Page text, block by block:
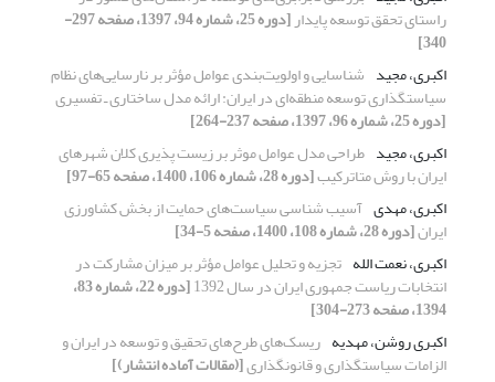
راستای تحقق توسعه پایدار [دوره 25، شماره 94، 1397، صفحه 297-
340]
اکبری، مجید شناسایی و اولویت‌بندی عوامل مؤثر بر نارسایی‌های نظام
سیاستگذاری توسعه منطقه‌ای در ایران: ارائه مدل ساختاری ـ تفسیری
[دوره 25، شماره 96، 1397، صفحه 237-264]
اکبری، مجید طراحی مدل عوامل موثر بر زیست پذیری کلان شهرهای
ایران با روش متاترکیب[دوره 28، شماره 106، 1400، صفحه 65-97]
اکبری، مهدی آسیب شناسی سیاست‌‌های حمایت از بخش کشاورزی
ایران[دوره 28، شماره 108، 1400، صفحه 5-34]
اکبری، نعمت الله تجزیه و تحلیل عوامل مؤثر بر میزان مشارکت در
انتخابات ریاست جمهوری ایران در سال 1392 [دوره 22، شماره 83،
1394، صفحه 273-304]
اکبری روشن، مهدیه ریسک‌های طرح‌های تحقیق و توسعه در ایران و
الزامات سیاستگذاری و قانونگذاری[(مقالات آماده انتشار)]